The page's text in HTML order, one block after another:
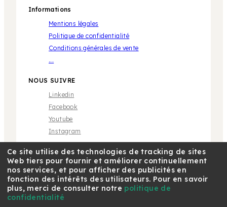
Informations
Mentions légales
Politique de confidentialité
Conditions générales de vente
...
NOUS SUIVRE
Linkedin
Facebook
Youtube
Instagram
* Marque propriété de tiers sans aucune relation avec
Café Royal Pro SAS | © 2018 Café Royal
Ce site utilise des technologies de tracking de sites
Web tiers pour fournir et améliorer continuellement
nos services, et pour afficher des publicités en
fonction des intérêts des utilisateurs. Pour en savoir
plus, merci de consulter notre politique de
confidentialité